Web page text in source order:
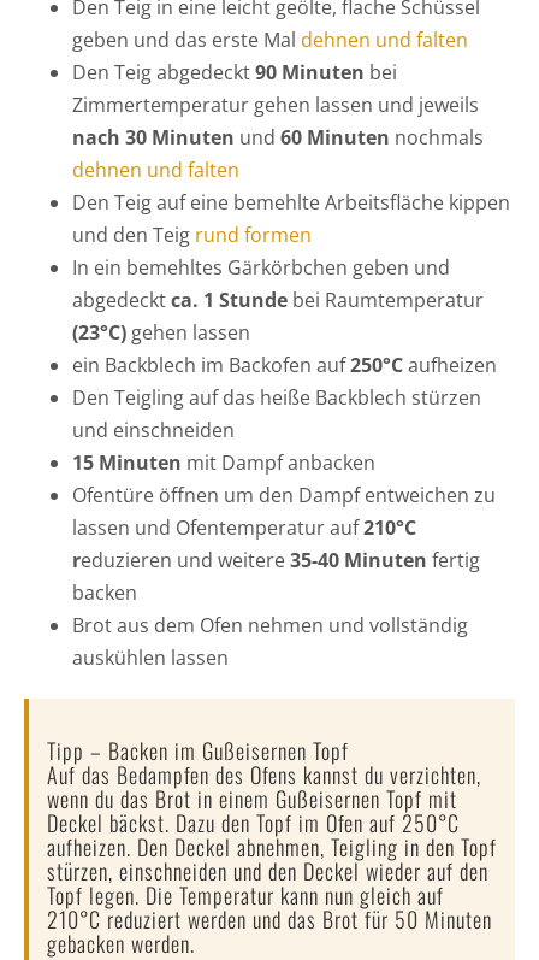
Den Teig in eine leicht geölte, flache Schüssel
geben und das erste Mal dehnen und falten
Den Teig abgedeckt90 Minuten bei
Zimmertemperatur gehen lassen und jeweils
nach 30 Minuten und 60 Minuten nochmals
dehnen und falten
Den Teig auf eine bemehlte Arbeitsfläche kippen
und den Teig rund formen
In ein bemehltes Gärkörbchen geben und
abgedecktca. 1 Stundebei Raumtemperatur
(23°C)gehen lassen
ein Backblech im Backofen auf250°Caufheizen
Den Teigling auf das heiße Backblech stürzen
und einschneiden
15 Minuten mit Dampf anbacken
Ofentüre öffnen um den Dampf entweichen zu
lassen und Ofentemperatur auf210°C
reduzieren und weitere35-40 Minuten fertig
backen
Brot aus dem Ofen nehmen und vollständig
auskühlen lassen
Tipp – Backen im Gußeisernen Topf
Auf das Bedampfen des Ofens kannst du verzichten,
wenn du das Brot in einem Gußeisernen Topf mit
Deckel bäckst. Dazu den Topf im Ofen auf 250°C
aufheizen. Den Deckel abnehmen, Teigling in den Topf
stürzen, einschneiden und den Deckel wieder auf den
Topf legen. Die Temperatur kann nun gleich auf
210°C reduziert werden und das Brot für 50 Minuten
gebacken werden.